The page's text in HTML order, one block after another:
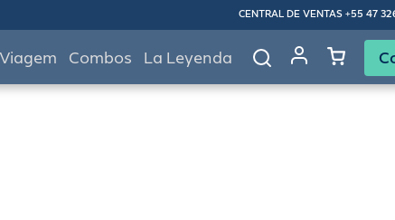
CENTRAL DE VENTAS +55 47
Viagem Combos La Leyenda